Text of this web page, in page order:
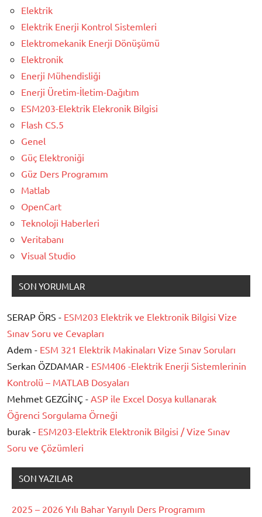
Elektrik
Elektrik Enerji Kontrol Sistemleri
Elektromekanik Enerji Dönüşümü
Elektronik
Enerji Mühendisliği
Enerji Üretim-İletim-Dağıtım
ESM203-Elektrik Elekronik Bilgisi
Flash CS.5
Genel
Güç Elektroniği
Güz Ders Programım
Matlab
OpenCart
Teknoloji Haberleri
Veritabanı
Visual Studio
SON YORUMLAR
SERAP ÖRS - ESM203 Elektrik ve Elektronik Bilgisi Vize
Sınav Soru ve Cevapları
Adem - ESM 321 Elektrik Makinaları Vize Sınav Soruları
Serkan ÖZDAMAR - ESM406 -Elektrik Enerji Sistemlerinin
Kontrolü – MATLAB Dosyaları
Mehmet GEZGİNÇ - ASP ile Excel Dosya kullanarak
Öğrenci Sorgulama Örneği
burak - ESM203-Elektrik Elektronik Bilgisi / Vize Sınav
Soru ve Çözümleri
SON YAZILAR
2025 – 2026 Yılı Bahar Yarıyılı Ders Programım